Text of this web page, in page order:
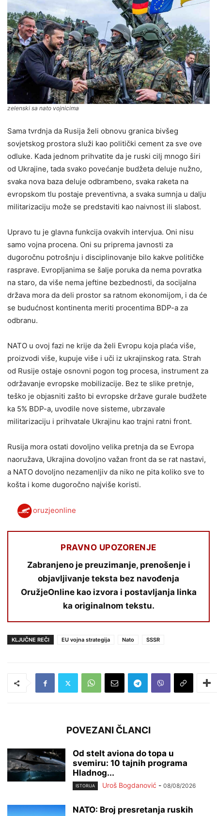
zelenski sa nato vojnicima
Sama tvrdnja da Rusija želi obnovu granica bivšeg
sovjetskog prostora služi kao politički cement za sve ove
odluke. Kada jednom prihvatite da je ruski cilj mnogo širi
od Ukrajine, tada svako povećanje budžeta deluje nužno,
svaka nova baza deluje odbrambeno, svaka raketa na
evropskom tlu postaje preventivna, a svaka sumnja u dalju
militarizaciju može se predstaviti kao naivnost ili slabost.
Upravo tu je glavna funkcija ovakvih intervjua. Oni nisu
samo vojna procena. Oni su priprema javnosti za
dugoročnu potrošnju i disciplinovanje bilo kakve političke
rasprave. Evropljanima se šalje poruka da nema povratka
na staro, da više nema jeftine bezbednosti, da socijalna
država mora da deli prostor sa ratnom ekonomijom, i da će
se budućnost kontinenta meriti procentima BDP-a za
odbranu.
NATO u ovoj fazi ne krije da želi Evropu koja plaća više,
proizvodi više, kupuje više i uči iz ukrajinskog rata. Strah
od Rusije ostaje osnovni pogon tog procesa, instrument za
održavanje evropske mobilizacije. Bez te slike pretnje,
teško je objasniti zašto bi evropske države gurale budžete
ka 5% BDP-a, uvodile nove sisteme, ubrzavale
militarizaciju i prihvatale Ukrajinu kao trajni ratni front.
Rusija mora ostati dovoljno velika pretnja da se Evropa
naoružava, Ukrajina dovoljno važan front da se rat nastavi,
a NATO dovoljno nezamenljiv da niko ne pita koliko sve to
košta i kome dugoročno najviše koristi.
oruzjeonline
PRAVNO UPOZORENJE
Zabranjeno je preuzimanje, prenošenje i
objavljivanje teksta bez navođenja
OružjeOnline kao izvora i postavljanja linka
ka originalnom tekstu.
KLJUČNE REČI EU vojna strategija Nato SSSR
POVEZANI ČLANCI
Od stelt aviona do topa u
svemiru: 10 tajnih programa
Hladnog...
ISTORIJA Uroš Bogdanović - 08/08/2026
NATO: Broj presretanja ruskih